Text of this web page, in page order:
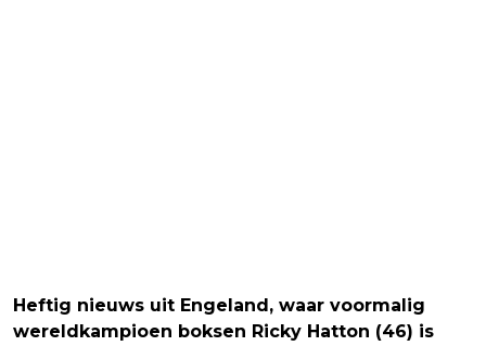
Heftig nieuws uit Engeland, waar voormalig
wereldkampioen boksen Ricky Hatton (46) is